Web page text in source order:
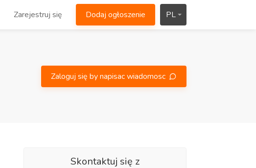
Zarejestruj się Dodaj ogłoszenie PL
Zaloguj się by napisac wiadomosc
Skontaktuj się z